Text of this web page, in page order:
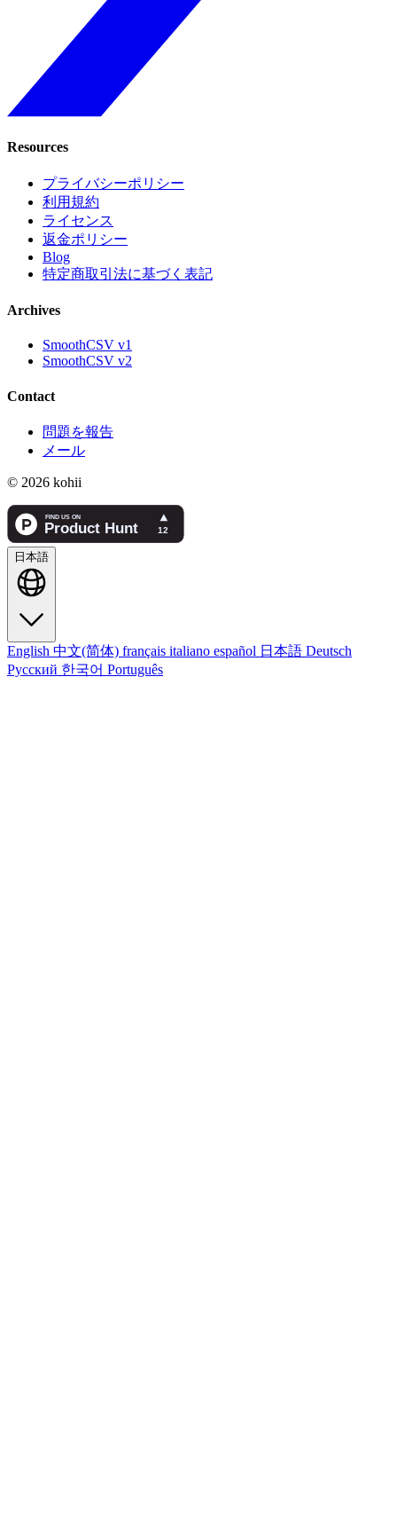
Resources
プライバシーポリシー
利用規約
ライセンス
返金ポリシー
Blog
特定商取引法に基づく表記
Archives
SmoothCSV v1
SmoothCSV v2
Contact
問題を報告
メール
© 2026 kohii
日本語
English 中文(简体) français italiano español 日本語 Deutsch
Русский 한국어 Português